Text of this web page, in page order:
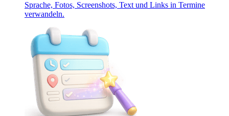
Sprache, Fotos, Screenshots, Text und Links in Termine
verwandeln.